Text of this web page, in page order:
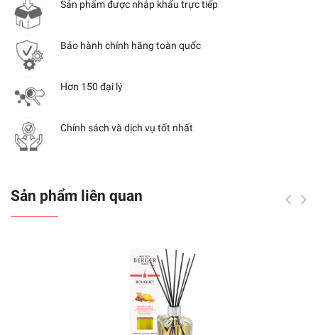
Sản phẩm được nhập khẩu trực tiếp
Bảo hành chính hãng toàn quốc
Hơn 150 đại lý
Chính sách và dịch vụ tốt nhất
Sản phẩm liên quan